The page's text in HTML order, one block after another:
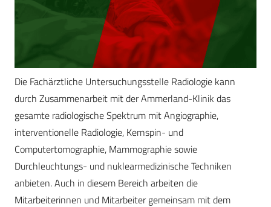
Die Fachärztliche Untersuchungsstelle Radiologie kann
durch Zusammenarbeit mit der Ammerland-Klinik das
gesamte radiologische Spektrum mit Angiographie,
interventionelle Radiologie, Kernspin- und
Computertomographie, Mammographie sowie
Durchleuchtungs- und nuklearmedizinische Techniken
anbieten. Auch in diesem Bereich arbeiten die
Mitarbeiterinnen und Mitarbeiter gemeinsam mit dem